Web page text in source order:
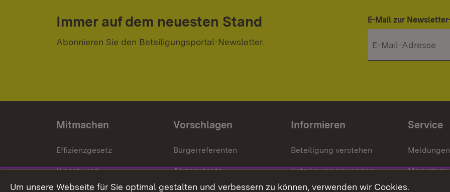
Immer auf dem neuesten Stand
Abonnieren Sie den Beteiligungsportal-Newsletter.
E-Mail zur
Mitmachen
Effizienzgesetz
Dienst- und
Versorgungsbezüge
Vorschlagen
Bürgerreferenten
Abgeordnete
Informieren
Beteiligung verstehen
Beteiligung anwenden
Service
Meldungen
Mediathek
Um unsere Webseite für Sie optimal gestalten und verbessern zu können, verwenden wir Cookies.